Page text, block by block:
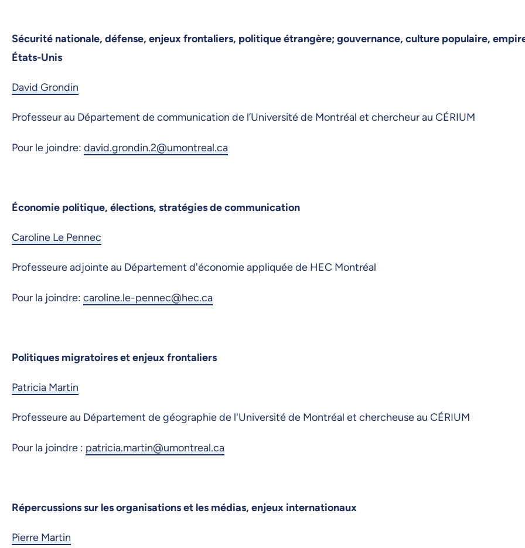
Sécurité nationale, défense, enjeux frontaliers, politique étrangère; gouvernance, culture populaire,
États-Unis
David Grondin
Professeur au Département de communication de l’Université de Montréal et chercheur au CÉRIUM
Pour le joindre: david.grondin.2@umontreal.ca
Économie politique, élections, stratégies de communication
Caroline Le Pennec
Professeure adjointe au Département d'économie appliquée de HEC Montréal
Pour la joindre: caroline.le-pennec@hec.ca
Politiques migratoires et enjeux frontaliers
Patricia Martin
Professeure au Département de géographie de l'Université de Montréal et chercheuse au CÉRIUM
Pour la joindre : patricia.martin@umontreal.ca
Répercussions sur les organisations et les médias, enjeux internationaux
Pierre Martin